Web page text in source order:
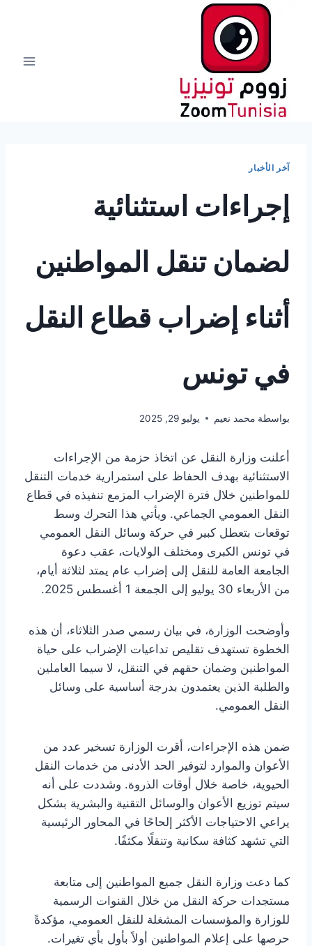
آخر الأخبار
إجراءات استثنائية
لضمان تنقل المواطنين
أثناء إضراب قطاع النقل
في تونس
بواسطة محمد نعيم يوليو 29, 2025
أعلنت وزارة النقل عن اتخاذ حزمة من الإجراءات
الاستثنائية بهدف الحفاظ على استمرارية خدمات التنقل
للمواطنين خلال فترة الإضراب المزمع تنفيذه في قطاع
النقل العمومي الجماعي. ويأتي هذا التحرك وسط
توقعات بتعطل كبير في حركة وسائل النقل العمومي
في تونس الكبرى ومختلف الولايات، عقب دعوة
الجامعة العامة للنقل إلى إضراب عام يمتد لثلاثة أيام،
من الأربعاء 30 يوليو إلى الجمعة 1 أغسطس 2025.
وأوضحت الوزارة، في بيان رسمي صدر الثلاثاء، أن هذه
الخطوة تستهدف تقليص تداعيات الإضراب على حياة
المواطنين وضمان حقهم في التنقل، لا سيما العاملين
والطلبة الذين يعتمدون بدرجة أساسية على وسائل
النقل العمومي.
ضمن هذه الإجراءات، أقرت الوزارة تسخير عدد من
الأعوان والموارد لتوفير الحد الأدنى من خدمات النقل
الحيوية، خاصة خلال أوقات الذروة. وشددت على أنه
سيتم توزيع الأعوان والوسائل التقنية والبشرية بشكل
يراعي الاحتياجات الأكثر إلحاحًا في المحاور الرئيسية
التي تشهد كثافة سكانية وتنقلًا مكثفًا.
كما دعت وزارة النقل جميع المواطنين إلى متابعة
مستجدات حركة النقل من خلال القنوات الرسمية
للوزارة والمؤسسات المشغلة للنقل العمومي، مؤكدةً
حرصها على إعلام المواطنين أولاً بأول بأي تغيرات.